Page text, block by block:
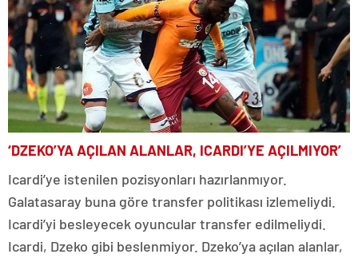
‘DZEKO’YA AÇILAN ALANLAR, ICARDI’YE AÇILMIYOR’
Icardi’ye istenilen pozisyonları hazırlanmıyor.
Galatasaray buna göre transfer politikası izlemeliydi.
Icardi’yi besleyecek oyuncular transfer edilmeliydi.
Icardi, Dzeko gibi beslenmiyor. Dzeko’ya açılan alanlar,